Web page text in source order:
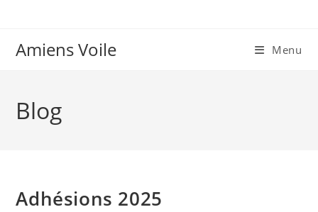
contentAmiens Voile Menu
Blog
Adhésions 2025